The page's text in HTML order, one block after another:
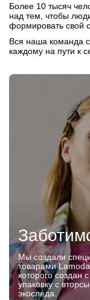
Более 10 тысяч
над тем, чтобы
формировать свой
Вся наша команда
каждому на пути к
Мы создали
товарами
которого
упаковку с
экоследа.